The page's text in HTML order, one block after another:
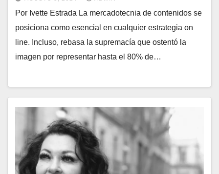
Por Ivette Estrada La mercadotecnia de contenidos se
posiciona como esencial en cualquier estrategia on
line. Incluso, rebasa la supremacía que ostentó la
imagen por representar hasta el 80% de…